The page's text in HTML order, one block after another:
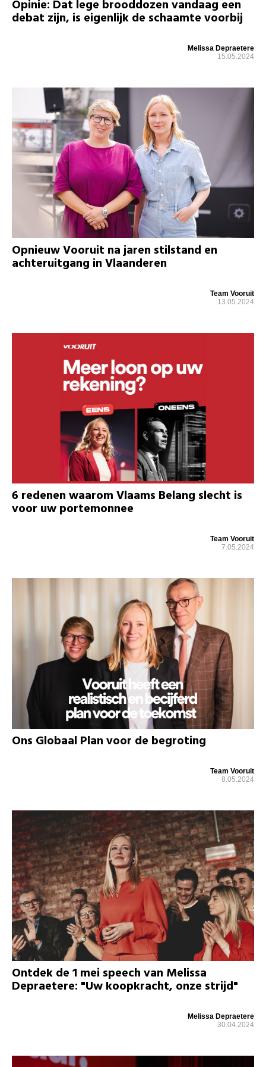
Opinie: Dat lege brooddozen vandaag een
debat zijn, is eigenlijk de schaamte voorbij
Melissa Depraetere
15.05.2024
Opnieuw Vooruit na jaren stilstand en
achteruitgang in Vlaanderen
Team Vooruit
13.05.2024
6 redenen waarom Vlaams Belang slecht is
voor uw portemonnee
Team Vooruit
7.05.2024
Ons Globaal Plan voor de begroting
Team Vooruit
8.05.2024
Ontdek de 1 mei speech van Melissa
Depraetere: "Uw koopkracht, onze strijd"
Melissa Depraetere
30.04.2024